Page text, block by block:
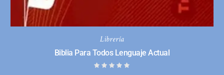
Librería
Biblia Para Todos Lenguaje Actual